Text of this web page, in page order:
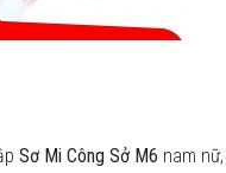
Sơ Mi Công Sở M6 nam